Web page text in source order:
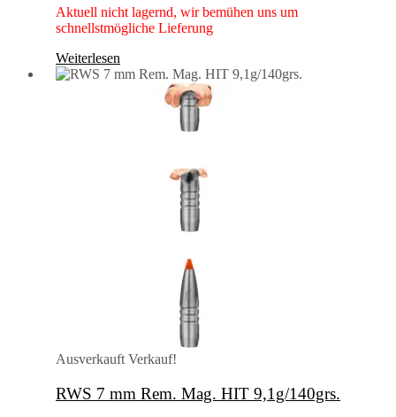
Aktuell nicht lagernd, wir bemühen uns um
schnellstmögliche Lieferung
Weiterlesen
Ausverkauft Verkauf!
RWS 7 mm Rem. Mag. HIT 9,1g/140grs.